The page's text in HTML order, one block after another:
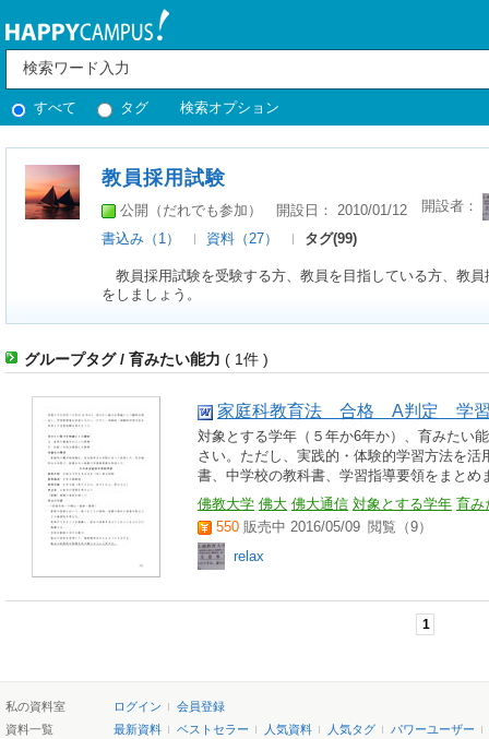
すべて タグ 検索オプション
教員採用試験
公開（だれでも参加） 開設日： 2010/01/12 開設者：
書込み（1） 資料（27） タグ(99)
教員採用試験を受験する方、教員を目指している方、教
をしましょう。
グループタグ / 育みたい能力 ( 1件 )
家庭科教育法 合格 A判定 学習
対象とする学年（５年か6年か）、育みたい
さい。ただし、実践的・体験的学習方法を
書、中学校の教科書、学習指導要領をまと
佛教大学 佛大 佛大通信 対象とする学年 育み
550 販売中 2016/05/09 閲覧（9）
relax
1
私の資料室 ログイン
会員登録
資料一覧
最新資料 ベストセラー 人気資料 人気タグ
パワーユーザー